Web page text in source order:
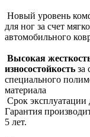
Новый уровень
для ног за счет
автомобильного
Высокая
износостойкость за
специального
материала
Срок эксплуатации
Гарантия
5 лет.